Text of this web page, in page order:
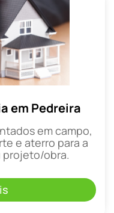
em Pedreira
em campo,
e aterro para a
projeto/obra.